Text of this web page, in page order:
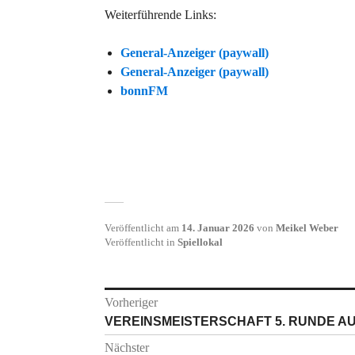
Weiterführende Links:
General-Anzeiger (paywall)
General-Anzeiger (paywall)
bonnFM
Veröffentlicht am 14. Januar 2026 von Meikel Weber
Veröffentlicht in Spiellokal
Beitragsnavigation
Vorheriger
Vorheriger
Beitrag:
VEREINSMEISTERSCHAFT 5. RUNDE
Nächster